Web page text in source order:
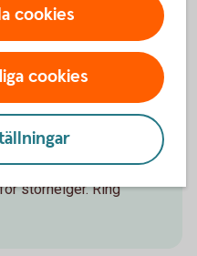
hjälper dig alla
storhelger. Ring
cookies
cookies